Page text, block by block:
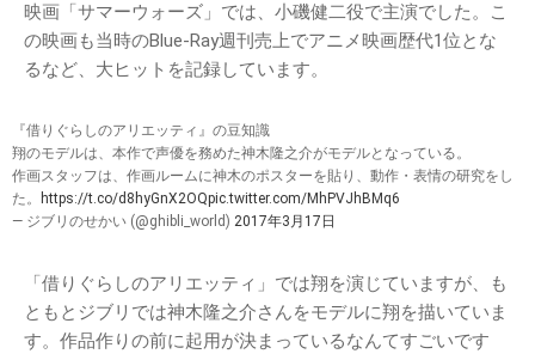
映画「サマーウォーズ」では、小磯健二役で主演でした。こ
の映画も当時のBlue-Ray週刊売上でアニメ映画歴代1位とな
るなど、大ヒットを記録しています。
『借りぐらしのアリエッティ』の豆知識
翔のモデルは、本作で声優を務めた神木隆之介がモデルとなっている。
作画スタッフは、作画ルームに神木のポスターを貼り、動作・表情の研究をし
た。
https://t.co/d8hyGnX2OQpic.twitter.com/MhPVJhBMq6
— ジブリのせかい (@ghibli_world) 2017年3月17日
「借りぐらしのアリエッティ」では翔を演じていますが、も
ともとジブリでは神木隆之介さんをモデルに翔を描いていま
す。作品作りの前に起用が決まっているなんてすごいです